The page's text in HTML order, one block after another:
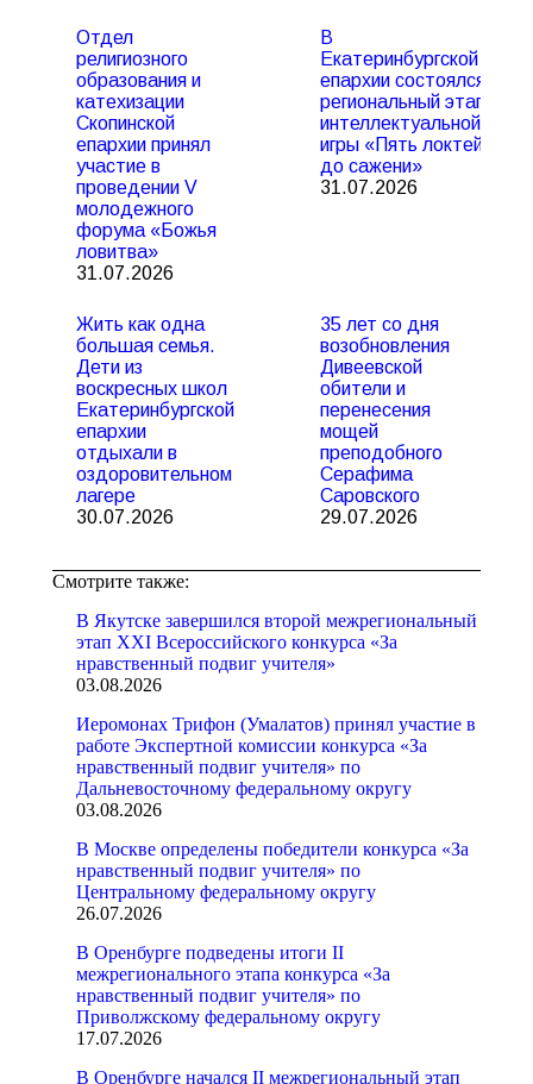
Отдел
религиозного
образования и
катехизации
Скопинской
епархии принял
участие в
проведении V
молодежного
форума «Божья
ловитва»
31.07.2026
В
Екатеринбургской
епархии состоялся
региональный этап
интеллектуальной
игры «Пять локтей
до сажени»
31.07.2026
Жить как одна
большая семья.
Дети из
воскресных школ
Екатеринбургской
епархии
отдыхали в
оздоровительном
лагере
30.07.2026
35 лет со дня
возобновления
Дивеевской
обители и
перенесения
мощей
преподобного
Серафима
Саровского
29.07.2026
Смотрите также:
В Якутске завершился второй межрегиональный
этап XXI Всероссийского конкурса «За
нравственный подвиг учителя»
03.08.2026
Иеромонах Трифон (Умалатов) принял участие в
работе Экспертной комиссии конкурса «За
нравственный подвиг учителя» по
Дальневосточному федеральному округу
03.08.2026
В Москве определены победители конкурса «За
нравственный подвиг учителя» по
Центральному федеральному округу
26.07.2026
В Оренбурге подведены итоги II
межрегионального этапа конкурса «За
нравственный подвиг учителя» по
Приволжскому федеральному округу
17.07.2026
В Оренбурге начался II межрегиональный этап